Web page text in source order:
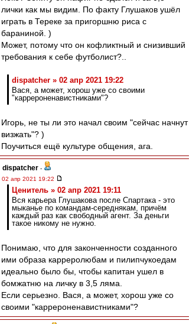
лички как мы видим. По факту Глушаков ушёл
играть в Тереке за пригоршню риса с
бараниной. )
Может, потому что он кофликтный и снизивший
требования к себе футболист?..
dispatcher » 02 апр 2021 19:22
Вася, а может, хорош уже со своими
"каррероненавистниками"?
Игорь, не ты ли это начал своим "сейчас начнут
визжать"? )
Поучиться ещё культуре общения, ага.
dispatcher -
02 апр 2021 19:22
Ценитель » 02 апр 2021 19:11
Вся карьера Глушакова после Спартака - это
мыканье по командам-середнякам, причём
каждый раз как свободный агент. За деньги
такое никому не нужно.
Понимаю, что для законченности созданного
ими образа карреролюбам и пилипчукоедам
идеально было бы, чтобы капитан ушел в
бомжатню на личку в 3,5 ляма.
Если серьезно. Вася, а может, хорош уже со
своими "каррероненавистниками"?